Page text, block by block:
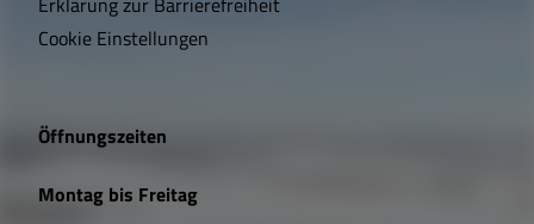
i
e
L
Cookie Einstellungen
Öffnungszeiten
Montag bis Freitag